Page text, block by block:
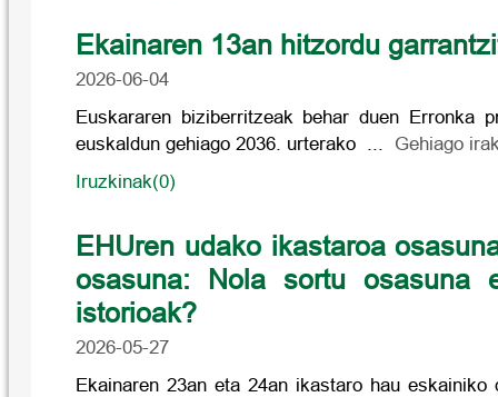
Ekainaren 13an hitzordu
2026-06-04
Euskararen biziberritzeak behar duen Erronka
euskaldun gehiago 2036. urterako ... Gehiago
Iruzkinak(0)
EHUren udako ikastaroa
osasuna: Nola sortu osasuna
istorioak?
2026-05-27
Ekainaren 23an eta 24an ikastaro hau eskainiko